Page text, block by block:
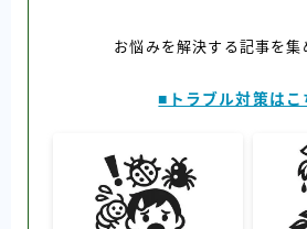
お悩みを解決する記事を集
■トラブル対策はこ